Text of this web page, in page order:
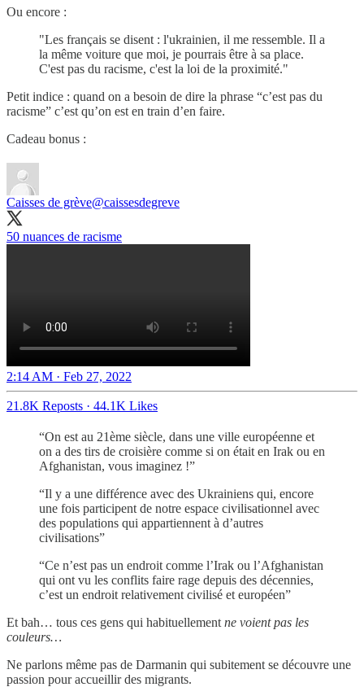
Ou encore :
"Les français se disent : l'ukrainien, il me ressemble. Il a
la même voiture que moi, je pourrais être à sa place.
C'est pas du racisme, c'est la loi de la proximité."
Petit indice : quand on a besoin de dire la phrase “c’est pas du
racisme” c’est qu’on est en train d’en faire.
Cadeau bonus :
Caisses de grève@caissesdegreve
50 nuances de racisme
2:14 AM · Feb 27, 2022
21.8K Reposts · 44.1K Likes
“On est au 21ème siècle, dans une ville européenne et
on a des tirs de croisière comme si on était en Irak ou en
Afghanistan, vous imaginez !”
“Il y a une différence avec des Ukrainiens qui, encore
une fois participent de notre espace civilisationnel avec
des populations qui appartiennent à d’autres
civilisations”
“Ce n’est pas un endroit comme l’Irak ou l’Afghanistan
qui ont vu les conflits faire rage depuis des décennies,
c’est un endroit relativement civilisé et européen”
Et bah… tous ces gens qui habituellement ne voient pas les
couleurs…
Ne parlons même pas de Darmanin qui subitement se découvre une
passion pour accueillir des migrants.